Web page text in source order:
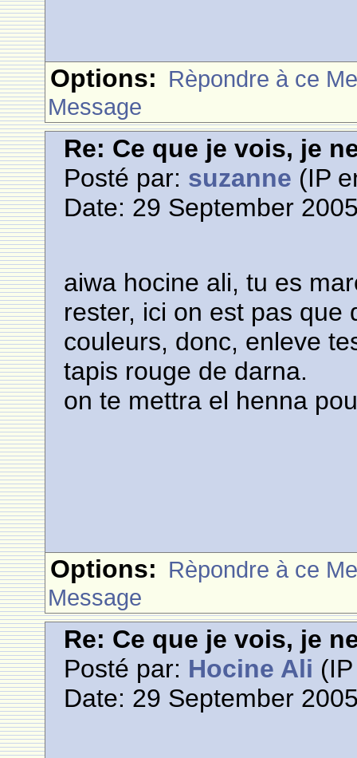
Options: Rèpondre à ce
Message
Re: Ce que je vois, je
Posté par: suzanne (IP
Date: 29 September
aiwa hocine ali, tu es
rester, ici on est pas que
couleurs, donc, enleve
tapis rouge de darna.
on te mettra el henna
Options: Rèpondre à ce
Message
Re: Ce que je vois, je
Posté par: Hocine Ali
Date: 29 September